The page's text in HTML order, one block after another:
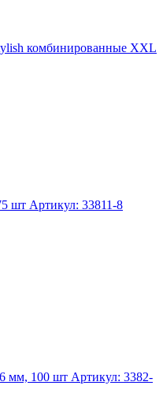
комбинированные XXL
шт Артикул: 33811-8
мм, 100 шт Артикул: 3382-